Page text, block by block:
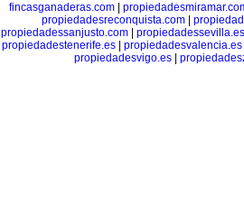
fincasganaderas.com
propiedadesreconquista.com
propiedadessanjusto.com| propiedadessevilla.es
propiedadestenerife.es| propiedadesvalencia.es
propiedadesvigo.es|